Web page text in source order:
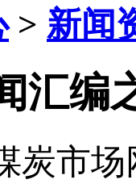
> 新闻
汇编
炭市场